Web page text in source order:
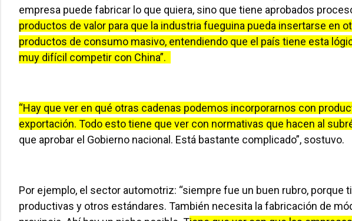
empresa puede fabricar lo que quiera, sino que tiene aprobados
productos de valor para que la industria fueguina pueda insertarse en
productos de consumo masivo, entendiendo que el país tiene esta
muy difícil competir con China”.
“Hay que ver en qué otras cadenas podemos incorporarnos con
exportación. Todo esto tiene que ver con normativas que hacen al
que aprobar el Gobierno nacional. Está bastante complicado”, sostuvo.
Por ejemplo, el sector automotriz: “siempre fue un buen rubro, porque
productivas y otros estándares. También necesita la fabricación de